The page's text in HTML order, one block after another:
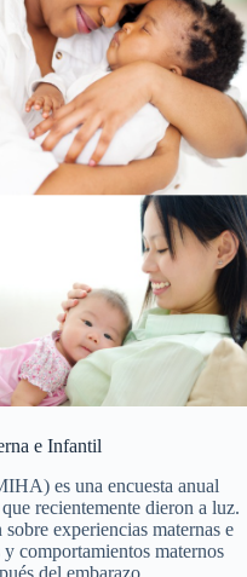
e Infantil
es una encuesta anual
recientemente dieron a luz.
experiencias maternas e
comportamientos maternos
del embarazo.